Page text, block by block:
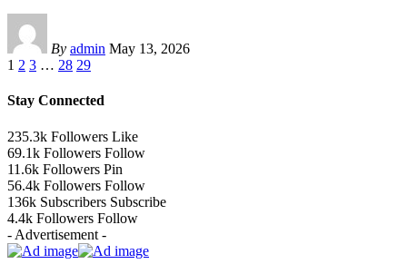
By admin May 13, 2026
1 2 3 … 28 29
Stay Connected
235.3k Followers Like
69.1k Followers Follow
11.6k Followers Pin
56.4k Followers Follow
136k Subscribers Subscribe
4.4k Followers Follow
- Advertisement -